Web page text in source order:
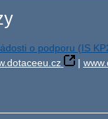
o podporu (IS
|